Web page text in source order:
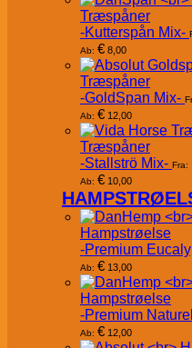
Træspåner
-Kutterspån Mix-
Ab: € 8,00
Træspåner
-GoldSpan Mix-
Ab: € 12,00
Træspåner
-Stallströ Mix- Fra:
Ab: € 10,00
Hampstrøelse
-Premium
Ab: € 13,00
Hampstrøelse
-Premium
Ab: € 12,00